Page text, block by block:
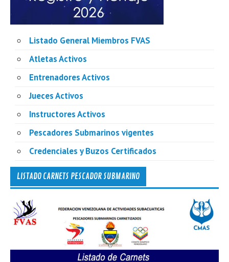
Listado General Miembros FVAS
Atletas Activos
Entrenadores Activos
Jueces Activos
Instructores Activos
Pescadores Submarinos vigentes
Credenciales y Buzos Certificados
LISTADO CARNETS PESCADOR SUBMARINO